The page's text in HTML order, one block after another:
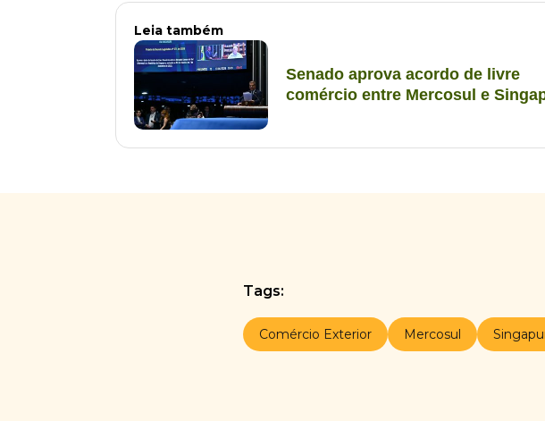
Leia também
Senado aprova acordo de livre
comércio entre Mercosul e
Tags:
Comércio Exterior Mercosul